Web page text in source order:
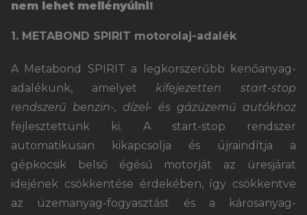
nem lehet mellényúlni!
1. METABOND SPIRIT motorolaj-adalék
A Metabond SPIRIT a legkorszerűbb kenőanyag-
adalékunk, amelyet kifejezetten start-stop
rendszerű benzin-, dízel- és gázüzemű autókhoz
fejlesztettünk ki. A start-stop rendszer
automatikusan kikapcsolja és újraindítja a
gépkocsik belső égésű motorját az üresjárat
idejének csökkentése érdekében, így csökkentve
az üzemanyag-fogyasztást és a károsanyag-